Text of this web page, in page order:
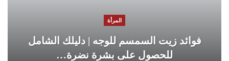
المرأة
فوائد زيت السمسم للوجه | دليلك الشامل
للحصول على بشرة نضرة…